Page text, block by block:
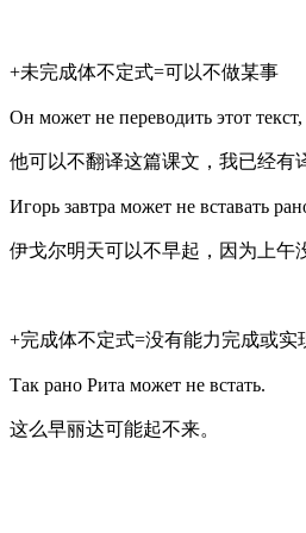
+未完成体不定式=可以不做某事
Он может не переводить этот
他可以不翻译这篇课文，我已经有
Игорь завтра может не вставать
伊戈尔明天可以不早起，因为上午
+完成体不定式=没有能力完成或实
Так рано Рита может не встать.
这么早丽达可能起不来。